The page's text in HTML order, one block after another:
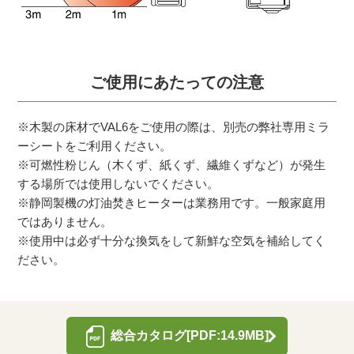
ご使用にあたっての注意
※木製の床材でVAL6をご使用の際は、別売の弊社専用ミラ
ーシートをご利用ください。
※可燃性粉じん（木くず、紙くず、繊維くずなど）が発生
する場所では使用しないでください。
※静岡製機の灯油焚きヒーターは業務用です。一般家庭用
ではありません。
※使用中は必ず十分な換気をして新鮮な空気を補給してく
ださい。
総合カタログ[PDF:14.9MB]